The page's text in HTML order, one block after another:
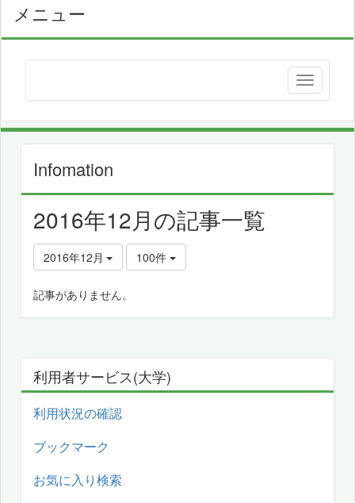
メニュー
Infomation
2016年12月の記事一覧
2016年12月 100件
記事がありません。
利用者サービス(大学)
利用状況の確認
ブックマーク
お気に入り検索